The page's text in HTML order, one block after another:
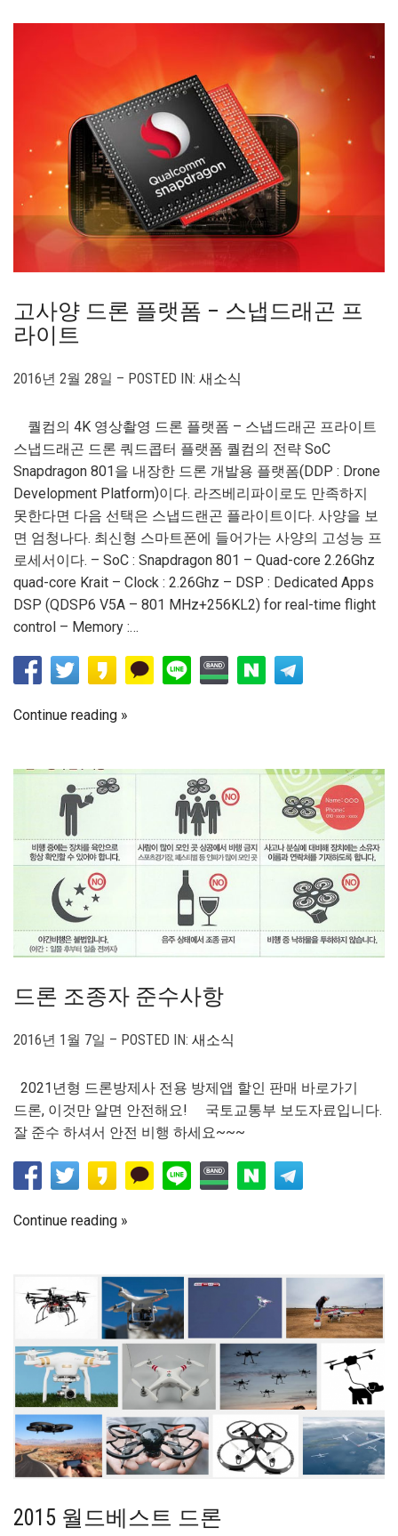
고사양 드론 플랫폼 – 스냅드래곤 프
라이트
2016년 2월 28일 – POSTED IN: 새소식
퀄컴의 4K 영상촬영 드론 플랫폼 – 스냅드래곤 프라이트
스냅드래곤 드론 쿼드콥터 플랫폼 퀄컴의 전략 SoC
Snapdragon 801을 내장한 드론 개발용 플랫폼(DDP : Drone
Development Platform)이다. 라즈베리파이로도 만족하지
못한다면 다음 선택은 스냅드랜곤 플라이트이다. 사양을 보
면 엄청나다. 최신형 스마트폰에 들어가는 사양의 고성능 프
로세서이다. – SoC : Snapdragon 801 – Quad-core 2.26Ghz
quad-core Krait – Clock : 2.26Ghz – DSP : Dedicated Apps
DSP (QDSP6 V5A – 801 MHz+256KL2) for real-time flight
control – Memory :…
Continue reading
드론 조종자 준수사항
2016년 1월 7일 – POSTED IN: 새소식
2021년형 드론방제사 전용 방제앱 할인 판매 바로가기
드론, 이것만 알면 안전해요! 국토교통부 보도자료입니다.
잘 준수 하셔서 안전 비행 하세요~~~
Continue reading
2015 월드베스트 드론